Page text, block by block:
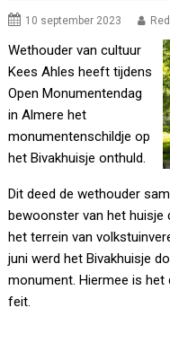
10 september 2023
Wethouder van cultuur
Kees Ahles heeft tijdens
Open Monumentendag
in Almere het
monumentenschildje op
het Bivakhuisje onthuld.
Dit deed de wethouder
bewoonster van het huisje
het terrein van
juni werd het Bivakhuisje
monument. Hiermee is
feit.